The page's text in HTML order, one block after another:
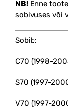
NB! Enne
sobivuses või
Sobib:
C70 (1998-
S70 (1997-
V70 (1997-